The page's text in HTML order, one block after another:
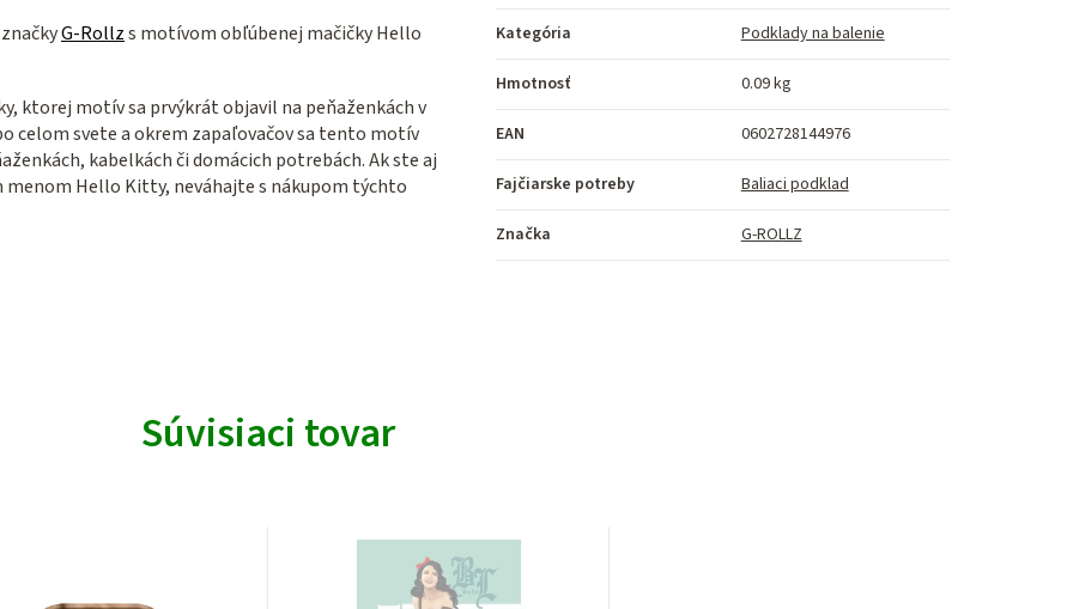
G-Rollzs motívom obľúbenej mačičky Hello
ktorej motív sa prvýkrát objavil na peňaženkách v
celom svete a okrem zapaľovačov sa tento motív
kabelkách či domácich potrebách. Ak ste aj
Hello Kitty, neváhajte s nákupom týchto
Kategória Podklady na balenie
Hmotnosť 0.09 kg
EAN 0602728144976
Fajčiarske potreby Baliaci podklad
Značka G-ROLLZ
Súvisiaci tovar